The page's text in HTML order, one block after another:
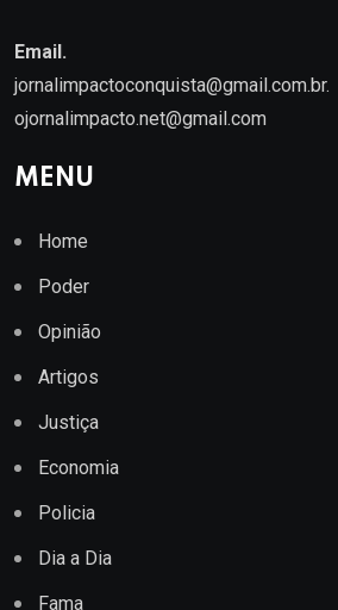
Email.
jornalimpactoconquista@gmail.com.br.
ojornalimpacto.net@gmail.com
MENU
Home
Poder
Opinião
Artigos
Justiça
Economia
Policia
Dia a Dia
Fama